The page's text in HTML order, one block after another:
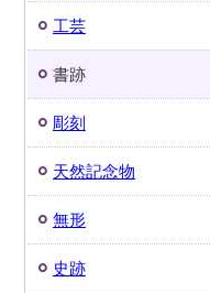
工芸
書跡
彫刻
天然記念物
無形
史跡